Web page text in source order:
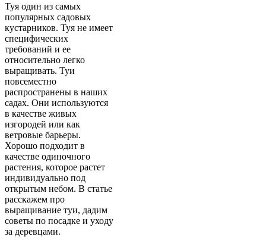
Туя один из самых
популярных садовых
кустарников. Туя не имеет
специфических
требований и ее
относительно легко
выращивать. Туи
повсеместно
распространены в наших
садах. Они используются
в качестве живых
изгородей или как
ветровые барьеры.
Хорошо подходит в
качестве одиночного
растения, которое растет
индивидуально под
открытым небом. В статье
расскажем про
выращивание туи, дадим
советы по посадке и уходу
за деревцами.